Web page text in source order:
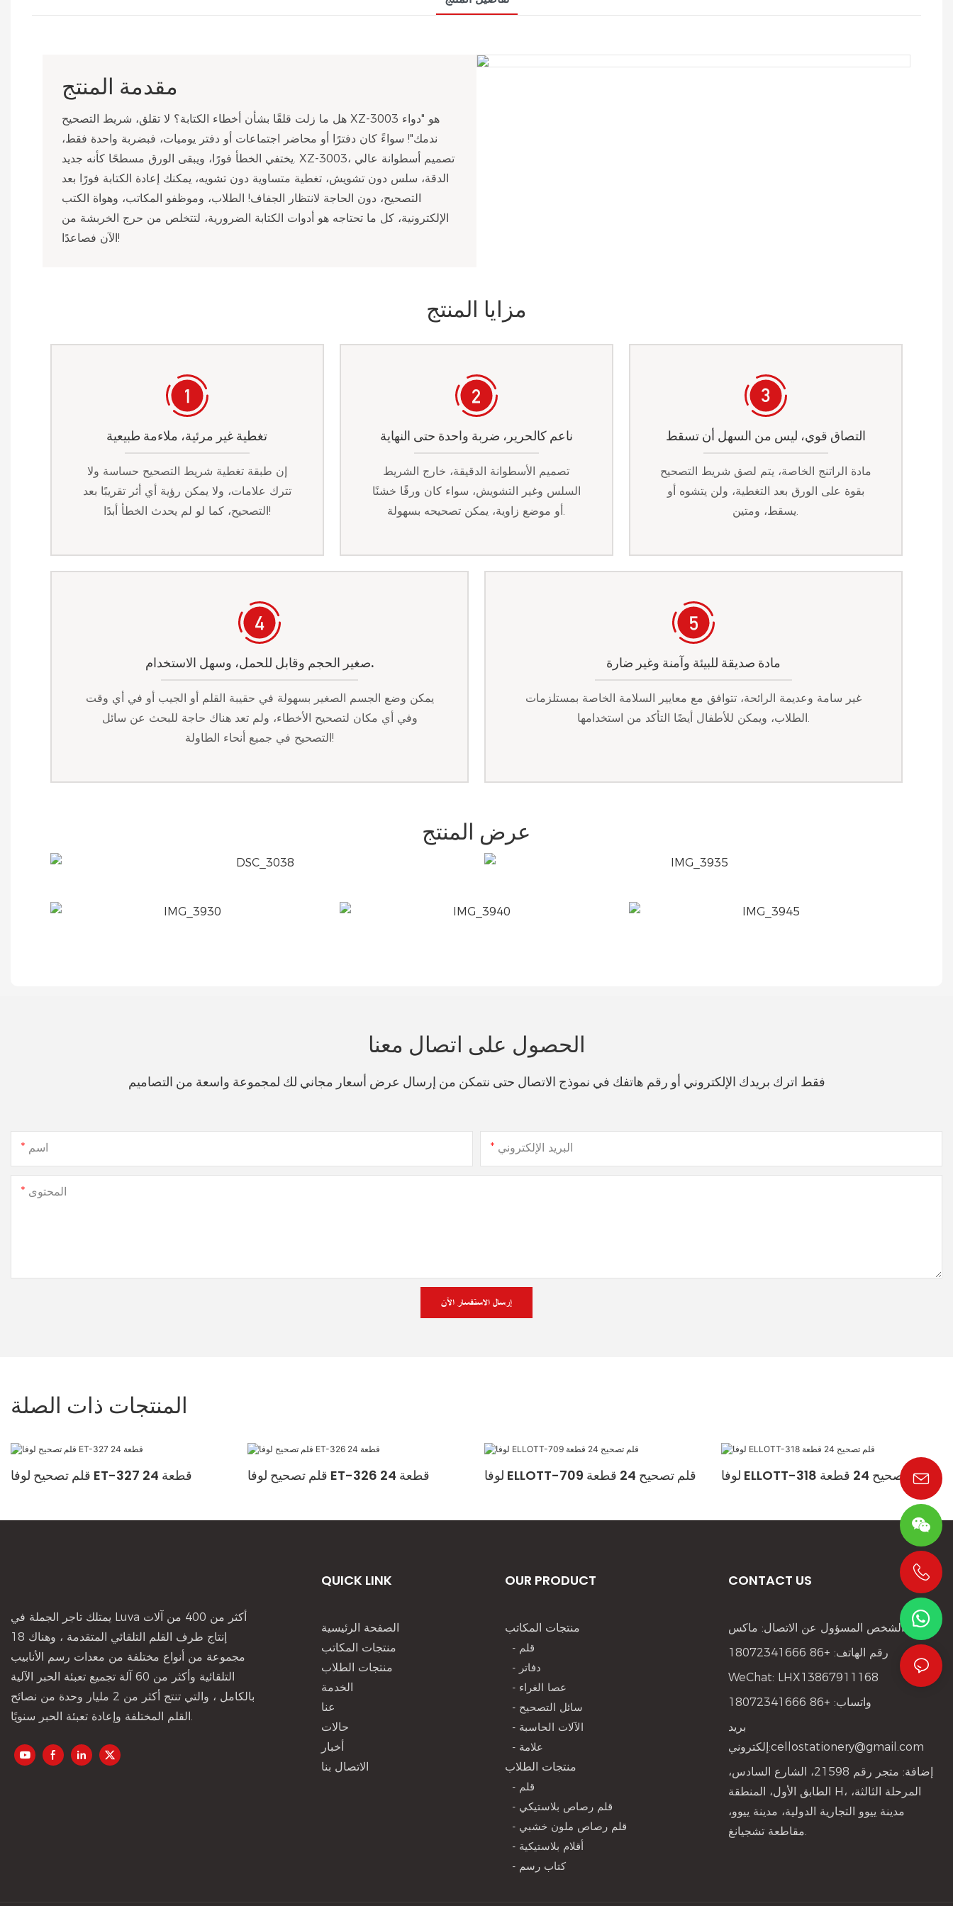
مقدمة المنتج
هل ما زلت قلقًا بشأن أخطاء الكتابة؟ لا تقلق، شريط التصحيح XZ-3003 هو "دواء
ندمك"! سواءً كان دفترًا أو محاضر اجتماعات أو دفتر يوميات، فبضربة واحدة فقط،
يختفي الخطأ فورًا، ويبقى الورق مسطحًا كأنه جديد. XZ-3003، تصميم أسطوانة عالي
الدقة، سلس دون تشويش، تغطية متساوية دون تشويه، يمكنك إعادة الكتابة فورًا بعد
التصحيح، دون الحاجة لانتظار الجفاف! الطلاب، وموظفو المكاتب، وهواة الكتب
الإلكترونية، كل ما تحتاجه هو أدوات الكتابة الضرورية، لتتخلص من حرج الخربشة من
الآن فصاعدًا!
مزايا المنتج
تغطية غير مرئية، ملاءمة طبيعية
إن طبقة تغطية شريط التصحيح حساسة ولا
تترك علامات، ولا يمكن رؤية أي أثر تقريبًا بعد
التصحيح، كما لو لم يحدث الخطأ أبدًا!
ناعم كالحرير، ضربة واحدة حتى النهاية
تصميم الأسطوانة الدقيقة، خارج الشريط
السلس وغير التشويش، سواء كان ورقًا خشنًا
أو موضع زاوية، يمكن تصحيحه بسهولة.
التصاق قوي، ليس من السهل أن تسقط
مادة الراتنج الخاصة، يتم لصق شريط التصحيح
بقوة على الورق بعد التغطية، ولن يتشوه أو
يسقط، ومتين.
صغير الحجم وقابل للحمل، وسهل الاستخدام.
يمكن وضع الجسم الصغير بسهولة في حقيبة القلم أو الجيب أو في أي وقت
وفي أي مكان لتصحيح الأخطاء، ولم تعد هناك حاجة للبحث عن سائل
التصحيح في جميع أنحاء الطاولة!
مادة صديقة للبيئة وآمنة وغير ضارة
غير سامة وعديمة الرائحة، تتوافق مع معايير السلامة الخاصة بمستلزمات
الطلاب، ويمكن للأطفال أيضًا التأكد من استخدامها.
عرض المنتج
الحصول على اتصال معنا
فقط اترك بريدك الإلكتروني أو رقم هاتفك في نموذج الاتصال حتى نتمكن من إرسال عرض أسعار مجاني لك لمجموعة واسعة من التصاميم
اسم البريد الإلكتروني
المحتوى
إرسال الاستفسار الآن
المنتجات ذات الصلة
قلم تصحيح لوفا ET-327 24 قطعة قلم تصحيح لوفا ET-326 24 قطعة لوفا ELLOTT-709 قلم تصحيح 24 قطعة لوفا ELLOTT-318 قلم تصحيح 24 قطعة
يمتلك تاجر الجملة في Luva أكثر من 400 من آلات
إنتاج طرف القلم التلقائي المتقدمة ، وهناك 18
مجموعة من أنواع مختلفة من معدات رسم الأنابيب
التلقائية وأكثر من 60 آلة تجميع تعبئة الحبر الآلية
بالكامل ، والتي تنتج أكثر من 2 مليار وحدة من نصائح
QUICK LINK
الصفحة الرئيسية
منتجات المكاتب
منتجات الطلاب
الخدمة
عنا
حالات
أخبار
الاتصال بنا
OUR PRODUCT
منتجات المكاتب
- قلم
- دفاتر
- عصا الغراء
- سائل التصحيح
- الآلات الحاسبة
- علامة
منتجات الطلاب
- قلم
- قلم رصاص بلاستيكي
- قلم رصاص ملون خشبي
- أقلام بلاستيكية
- كتاب رسم
CONTACT US
الشخص المسؤول عن الاتصال: ماكس
رقم الهاتف: +86 18072341666
WeChat: LHX13867911168
واتساب: +86 18072341666
بريد
إلكتروني:cellostationery@gmail.com
إضافة: متجر رقم 21598، الشارع السادس،
الطابق الأول، المنطقة H، المرحلة الثالثة،
مدينة ييوو التجارية الدولية، مدينة ييوو،